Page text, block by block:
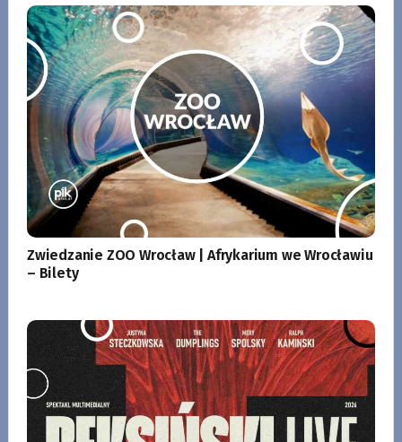
Zwiedzanie ZOO Wrocław | Afrykarium we Wrocławiu
– Bilety